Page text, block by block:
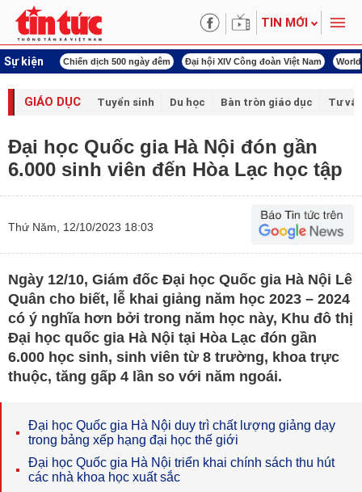
TIN MỚI
Sự kiện
ngày đêm Đại hội XIV Công đoàn Việt Nam World Cup 2026 Kỳ họp thứ
GIÁO DỤC Tuyển sinh Du học Bàn tròn giáo dục Tư
Đại học Quốc gia Hà Nội đón gần
6.000 sinh viên đến Hòa Lạc học tập
Thứ Năm, 12/10/2023 18:03
Ngày 12/10, Giám đốc Đại học Quốc gia Hà Nội Lê
Quân cho biết, lễ khai giảng năm học 2023 – 2024
có ý nghĩa hơn bởi trong năm học này, Khu đô thị
Đại học quốc gia Hà Nội tại Hòa Lạc đón gần
6.000 học sinh, sinh viên từ 8 trường, khoa trực
thuộc, tăng gấp 4 lần so với năm ngoái.
Đại học Quốc gia Hà Nội duy trì chất lượng giảng dạy
trong bảng xếp hạng đại học thế giới
Đại học Quốc gia Hà Nội triển khai chính sách thu hút
các nhà khoa học xuất sắc